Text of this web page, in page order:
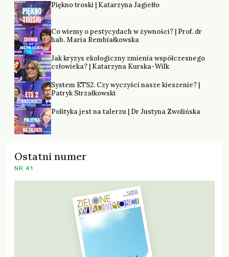
Piękno troski | Katarzyna Jagiełło
Co wiemy o pestycydach w żywności? | Prof. dr
hab. Maria Rembiałkowska
Jak kryzys ekologiczny zmienia współczesnego
człowieka? | Katarzyna Kurska-Wilk
System ETS2. Czy wyczyści nasze kieszenie? |
Patryk Strzałkowski
Polityka jest na talerzu | Dr Justyna Zwolińska
Ostatni numer
NR 41